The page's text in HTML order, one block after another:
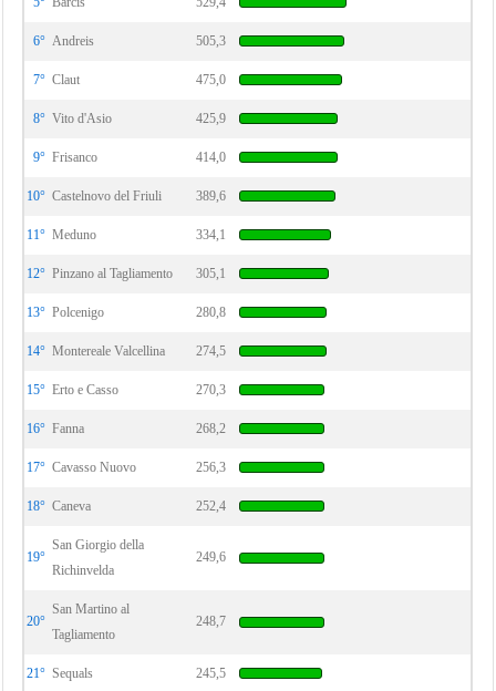
6° Andreis 505,3
7° Claut 475,0
8° Vito d'Asio 425,9
9° Frisanco 414,0
10° Castelnovo del Friuli 389,6
11° Meduno 334,1
12° Pinzano al Tagliamento 305,1
13° Polcenigo 280,8
14° Montereale Valcellina 274,5
15° Erto e Casso 270,3
16° Fanna 268,2
17° Cavasso Nuovo 256,3
18° Caneva 252,4
19°
San Giorgio della
Richinvelda
249,6
20°
San Martino al
Tagliamento
248,7
21° Sequals 245,5